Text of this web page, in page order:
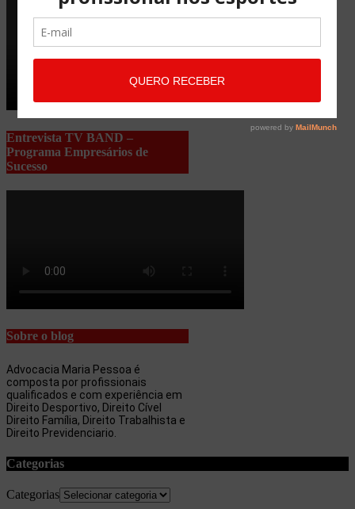
Entrevista TV BAND –
Programa Empresários de
Sucesso
Sobre o blog
Advocacia Maria Pessoa é
composta por profissionais
qualificados e com experiência em
Direito Desportivo, Direito Cível
Direito Família, Direito Trabalhista e
Direito Previdenciario.
Categorias
Categorias